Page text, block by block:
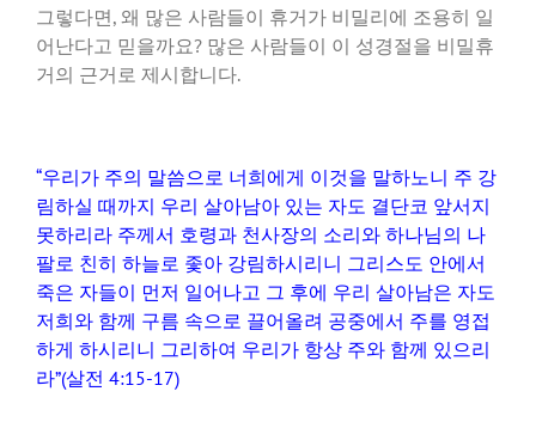
그렇다면, 왜 많은 사람들이 휴거가 비밀리에 조용히 일
어난다고 믿을까요? 많은 사람들이 이 성경절을 비밀휴
거의 근거로 제시합니다.
“우리가 주의 말씀으로 너희에게 이것을 말하노니 주 강
림하실 때까지 우리 살아남아 있는 자도 결단코 앞서지
못하리라 주께서 호령과 천사장의 소리와 하나님의 나
팔로 친히 하늘로 좇아 강림하시리니 그리스도 안에서
죽은 자들이 먼저 일어나고 그 후에 우리 살아남은 자도
저희와 함께 구름 속으로 끌어올려 공중에서 주를 영접
하게 하시리니 그리하여 우리가 항상 주와 함께 있으리
라”(살전 4:15-17)